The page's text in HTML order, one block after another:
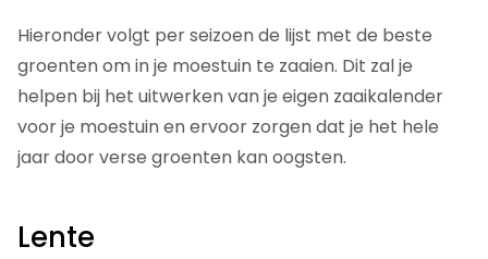
Hieronder volgt per seizoen de lijst met de beste
groenten om in je moestuin te zaaien. Dit zal je
helpen bij het uitwerken van je eigen zaaikalender
voor je moestuin en ervoor zorgen dat je het hele
jaar door verse groenten kan oogsten.
Lente